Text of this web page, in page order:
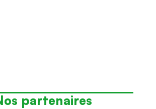
partenaires